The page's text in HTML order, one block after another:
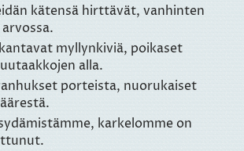
kätensä hirttävät, vanhinten
myllynkiviä, poikaset
alla.
porteista, nuorukaiset
karkelomme on